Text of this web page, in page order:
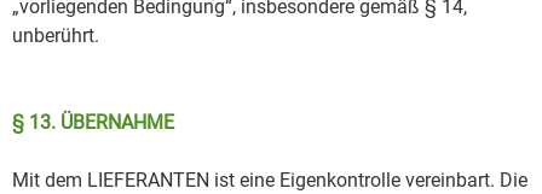
„vorliegenden Bedingung“, insbesondere gemäß § 14,
unberührt.
§ 13. ÜBERNAHME
Mit dem LIEFERANTEN ist eine Eigenkontrolle vereinbart. Die